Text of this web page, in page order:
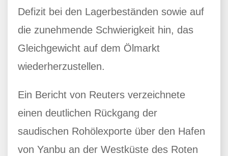
Defizit bei den Lagerbeständen sowie auf
die zunehmende Schwierigkeit hin, das
Gleichgewicht auf dem Ölmarkt
wiederherzustellen.
Ein Bericht von Reuters verzeichnete
einen deutlichen Rückgang der
saudischen Rohölexporte über den Hafen
von Yanbu an der Westküste des Roten